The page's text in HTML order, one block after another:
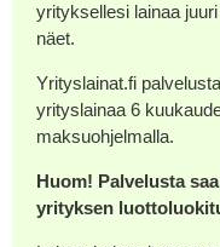
yrityksellesi lainaa
näet.
Yrityslainat.fi
yrityslainaa 6
maksuohjelmalla.
Huom! Palvelusta
yrityksen